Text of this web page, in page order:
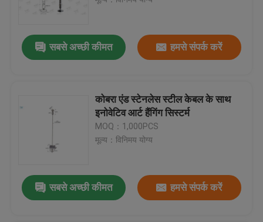
सबसे अच्छी कीमत हमसे संपर्क करें
कोबरा एंड स्टेनलेस स्टील केबल के साथ
इनोवेटिव आर्ट हैंगिंग सिस्टर्म
MOQ：1,000PCS
मूल्य：विनिमय योग्य
सबसे अच्छी कीमत हमसे संपर्क करें